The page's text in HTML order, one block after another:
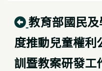
回上頁
教育部國民
度推動兒童權利
訓暨教案研發工